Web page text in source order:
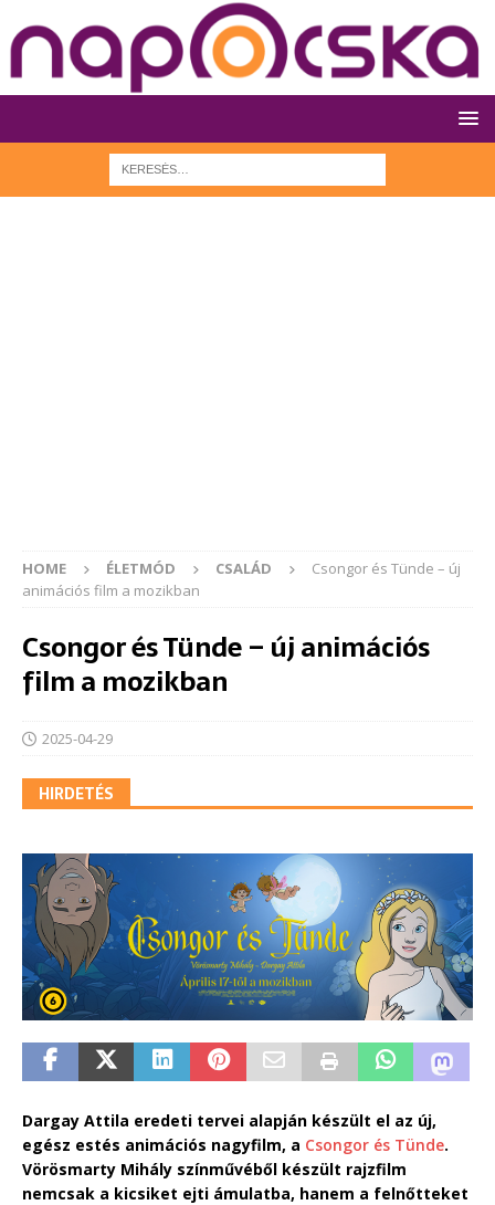
HOME ÉLETMÓD CSALÁD
Csongor és Tünde – új
animációs film a mozikban
Csongor és Tünde – új animációs
film a mozikban
2025-04-29
HIRDETÉS
Dargay Attila eredeti tervei alapján készült el az új,
egész estés animációs nagyfilm, a Csongor és Tünde.
Vörösmarty Mihály színművéből készült rajzfilm
nemcsak a kicsiket ejti ámulatba, hanem a felnőtteket